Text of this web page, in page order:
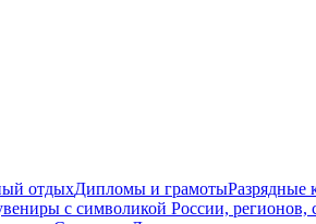
отдыхДипломы и грамотыРазрядные
с символикой России, регионов,